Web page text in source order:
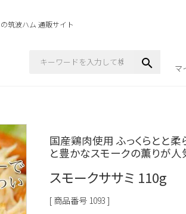
筑波ハム 通販サイト
search マ
国産鶏肉使用 ふっくらとと
と豊かなスモークの薫りが
スモークササミ 110g
商品番号 1093